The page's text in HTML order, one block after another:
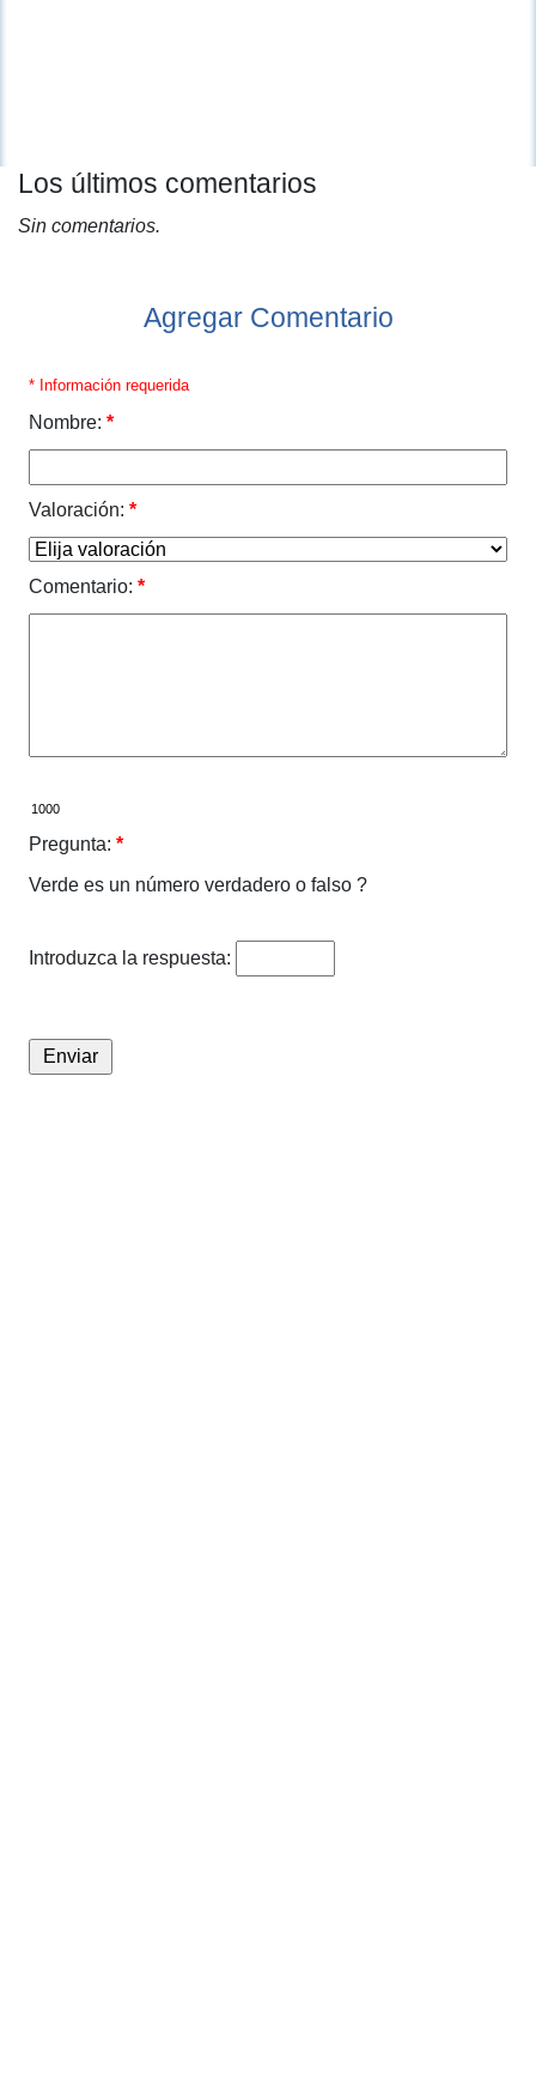
Los últimos comentarios
Sin comentarios.
Agregar Comentario
* Información requerida
Nombre: *
Valoración: *
Comentario: *
Pregunta: *
Verde es un número verdadero o falso ?
Introduzca la respuesta: